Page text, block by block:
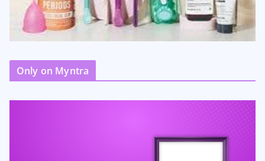
Only on Myntra